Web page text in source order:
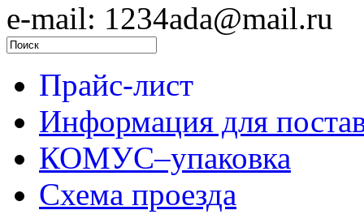
e-mail: 1234ada@mail.ru
Прайс-лист
Информация для
КОМУС–упаковка
Схема проезда